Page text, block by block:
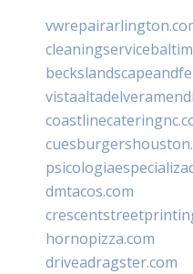
dmtacos.com
hornopizza.com
driveadragster.com